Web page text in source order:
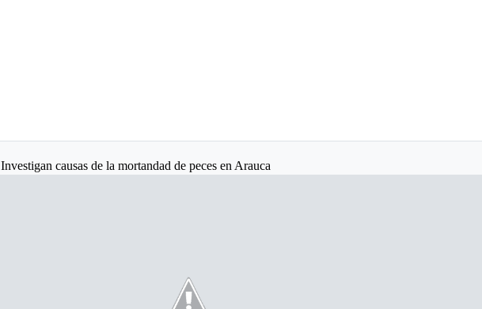
Investigan causas de la mortandad de peces en Arauca